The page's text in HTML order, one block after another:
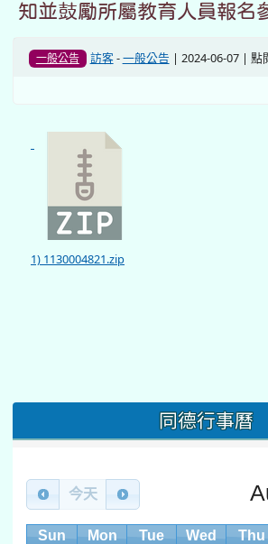
知並鼓勵所屬教育人員報名
一般公告 訪客-一般公告 | 2024-06-07 | 點
1) 1130004821.zip
同德行事曆
今天
Sun Mon Tue Wed Thu